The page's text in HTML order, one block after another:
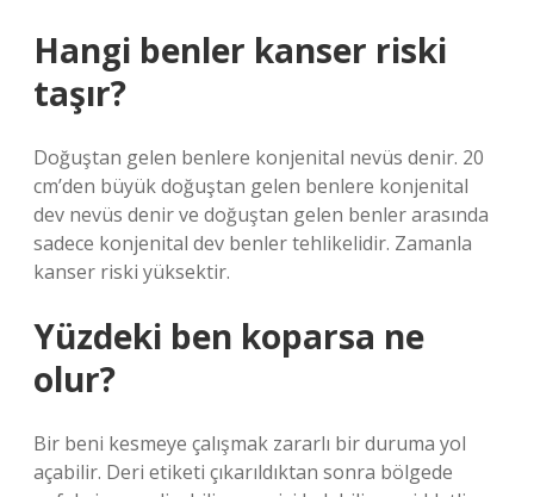
Hangi benler kanser riski
taşır?
Doğuştan gelen benlere konjenital nevüs denir. 20
cm’den büyük doğuştan gelen benlere konjenital
dev nevüs denir ve doğuştan gelen benler arasında
sadece konjenital dev benler tehlikelidir. Zamanla
kanser riski yüksektir.
Yüzdeki ben koparsa ne
olur?
Bir beni kesmeye çalışmak zararlı bir duruma yol
açabilir. Deri etiketi çıkarıldıktan sonra bölgede